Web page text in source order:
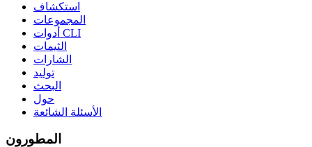
استكشاف
المجموعات
أدوات CLI
الثيمات
الشارات
توليد
البحث
حول
الأسئلة الشائعة
المطورون